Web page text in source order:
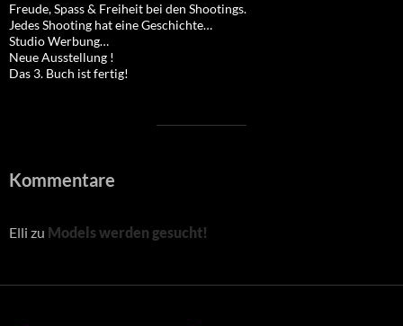
Freude, Spass & Freiheit bei den Shootings.
Jedes Shooting hat eine Geschichte…
Studio Werbung…
Neue Ausstellung !
Das 3. Buch ist fertig!
Kommentare
Elli zu Models werden gesucht!